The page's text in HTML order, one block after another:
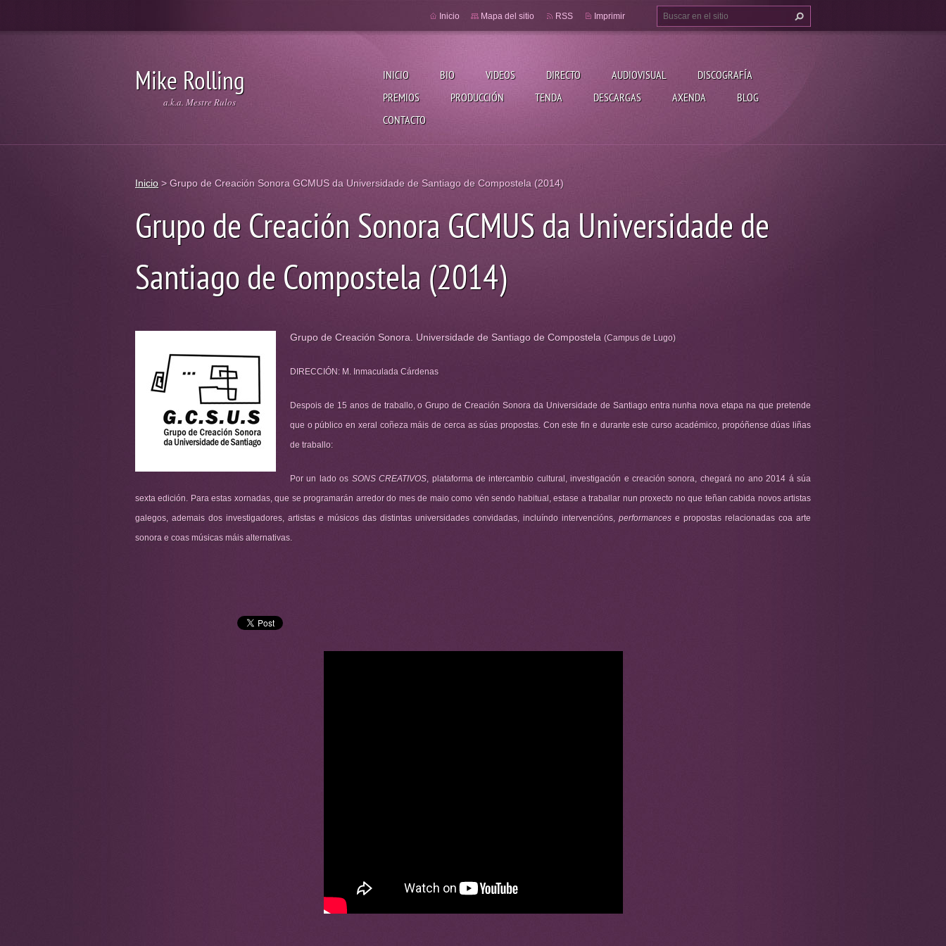
Mike Rolling
a.k.a. Mestre Rulos
INICIO BIO VIDEOS DIRECTO AUDIOVISUAL
DISCOGRAFÍA
PREMIOS
PRODUCCIÓN TENDA DESCARGAS AXENDA
BLOG
CONTACTO
Inicio Mapa del sitio RSS Imprimir
Inicio > Grupo de Creación Sonora GCMUS da Universidade de Santiago de Compostela (2014)
Grupo de Creación Sonora GCMUS da Universidade de
Santiago de Compostela (2014)
Grupo de Creación Sonora. Universidade de Santiago de Compostela (Campus de Lugo)
DIRECCIÓN: M. Inmaculada Cárdenas
Despois de 15 anos de traballo, o Grupo de Creación Sonora da Universidade de Santiago entra nunha nova etapa na que pretende
que o público en xeral coñeza máis de cerca as súas propostas. Con este fin e durante este curso académico, propóñense dúas liñas
de traballo:
Por un lado os SONS CREATIVOS, plataforma de intercambio cultural, investigación e creación sonora, chegará no ano 2014 á súa
sexta edición. Para estas xornadas, que se programarán arredor do mes de maio como vén sendo habitual, estase a traballar nun proxecto no que teñan cabida novos artistas
galegos, ademais dos investigadores, artistas e músicos das distintas universidades convidadas, incluíndo intervencións, performances e propostas relacionadas coa arte
sonora e coas músicas máis alternativas.